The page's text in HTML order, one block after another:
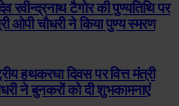
रवीन्द्रनाथ टैगोर की पुण्यतिथि पर
ओपी चौधरी ने किया पुण्य स्मरण
हथकरघा दिवस पर वित्त मंत्री
ने बुनकरों को दी शुभकामनाएं